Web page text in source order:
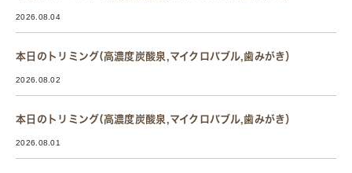
2026.08.04
本日のトリミング(高濃度炭酸泉,マイクロバブル,歯みがき）
2026.08.02
本日のトリミング(高濃度炭酸泉,マイクロバブル,歯みがき）
2026.08.01